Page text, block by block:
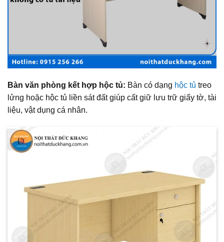
Bàn văn phòng kết hợp hộc tủ: Bàn có dạng hộc tủ treo
lửng hoặc hộc tủ liền sát đất giúp cất giữ lưu trữ giấy tờ, tài
liệu, vật dụng cá nhân.